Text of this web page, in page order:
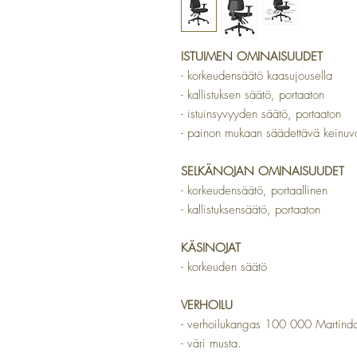
ISTUIMEN OMINAISUUDET
- korkeudensäätö kaasujousella
- kallistuksen säätö, portaaton
- istuinsyvyyden säätö, portaaton
- painon mukaan säädettävä
SELKÄNOJAN OMINAISUUDET
- korkeudensäätö, portaallinen
- kallistuksensäätö, portaaton
KÄSINOJAT
- korkeuden säätö
VERHOILU
- verhoilukangas 100 000
- väri musta.